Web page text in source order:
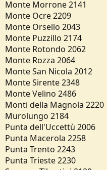
Monte Morrone 2141
Monte Ocre 2209
Monte Orsello 2043
Monte Puzzillo 2174
Monte Rotondo 2062
Monte Rozza 2064
Monte San Nicola 2012
Monte Sirente 2348
Monte Velino 2486
Monti della Magnola 2220
Murolungo 2184
Punta dell'Uccettù 2006
Punta Macerola 2258
Punta Trento 2243
Punta Trieste 2230